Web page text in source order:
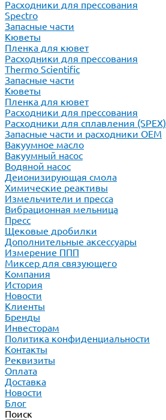
Расходники для прессования
Spectro
Запасные части
Кюветы
Пленка для кювет
Расходники для прессования
Thermo Scientific
Запасные части
Кюветы
Пленка для кювет
Расходники для прессования
Расходники для сплавления (SPEX)
Запасные части и расходники ОЕМ
Вакуумное масло
Вакуумный насос
Водяной насос
Деионизирующая смола
Химические реактивы
Измельчители и пресса
Вибрационная мельница
Пресс
Щековые дробилки
Дополнительные аксессуары
Измерение ППП
Миксер для связующего
Компания
История
Новости
Клиенты
Бренды
Инвесторам
Политика конфиденциальности
Контакты
Реквизиты
Оплата
Доставка
Новости
Блог
Поиск